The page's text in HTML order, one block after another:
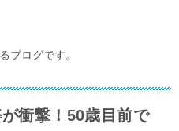
ブログです。
衝撃！50歳目前で